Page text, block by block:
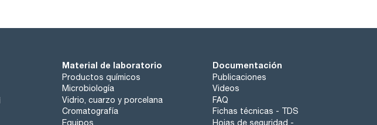
Material de laboratorio
Productos químicos
Microbiología
Vidrio, cuarzo y porcelana
Cromatografía
Equipos
Documentación
Publicaciones
Videos
FAQ
Fichas técnicas - TDS
Hojas de seguridad -